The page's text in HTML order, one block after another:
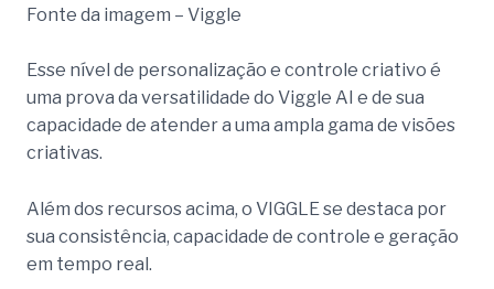
Fonte da imagem – Viggle
Esse nível de personalização e controle criativo é
uma prova da versatilidade do Viggle AI e de sua
capacidade de atender a uma ampla gama de visões
criativas.
Além dos recursos acima, o VIGGLE se destaca por
sua consistência, capacidade de controle e geração
em tempo real.